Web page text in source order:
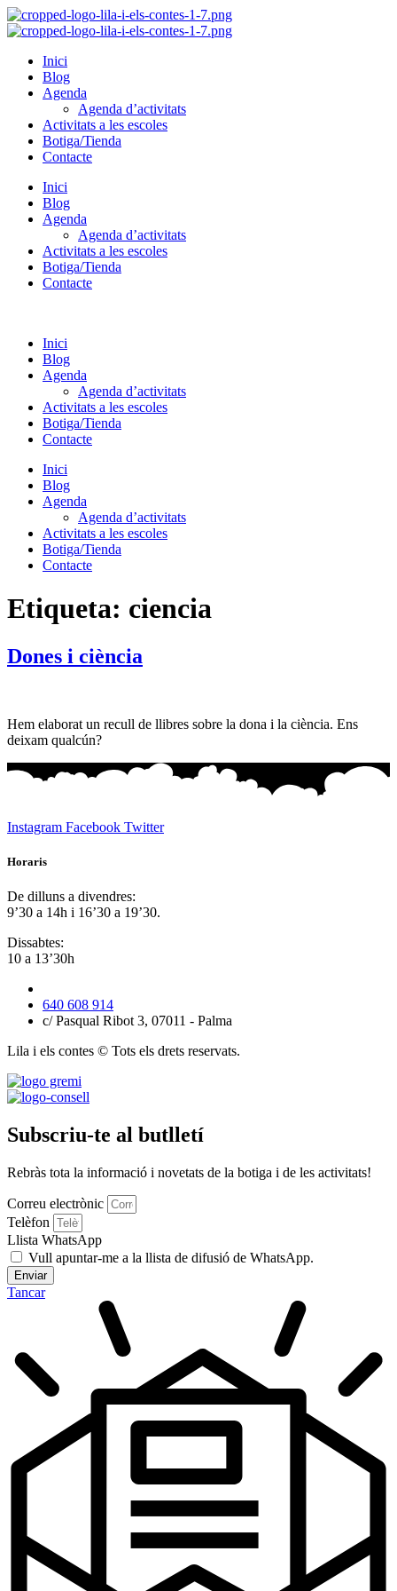
Inici
Blog
Agenda
Agenda d’activitats
Activitats a les escoles
Botiga/Tienda
Contacte
Inici
Blog
Agenda
Agenda d’activitats
Activitats a les escoles
Botiga/Tienda
Contacte
Inici
Blog
Agenda
Agenda d’activitats
Activitats a les escoles
Botiga/Tienda
Contacte
Inici
Blog
Agenda
Agenda d’activitats
Activitats a les escoles
Botiga/Tienda
Contacte
Etiqueta: ciencia
Dones i ciència
Hem elaborat un recull de llibres sobre la dona i la ciència. Ens
deixam qualcún?
Instagram Facebook Twitter
Horaris
De dilluns a divendres:
9’30 a 14h i 16’30 a 19’30.
Dissabtes:
10 a 13’30h
640 608 914
c/ Pasqual Ribot 3, 07011 - Palma
Lila i els contes © Tots els drets reservats.
Subscriu-te al butlletí
Rebràs tota la informació i novetats de la botiga i de les activitats!
Correu electrònic
Telèfon
Llista WhatsApp
Vull apuntar-me a la llista de difusió de WhatsApp.
Enviar
Tancar